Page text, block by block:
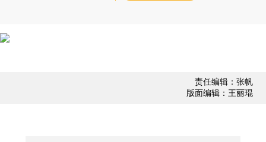
责任编辑：张帆
版面编辑：王丽琨